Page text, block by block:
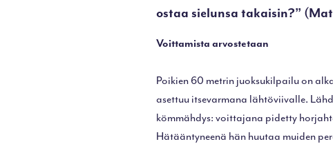
ostaa sielunsa takaisin?”
Voittamista arvostetaan
Poikien 60 metrin juoksukilpailu on
asettuu itsevarmana lähtöviivalle.
kömmähdys: voittajana pidetty
Hätääntyneenä hän huutaa muiden